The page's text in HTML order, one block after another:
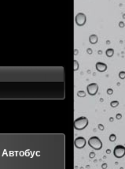
Автобус